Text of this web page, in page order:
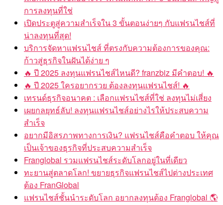
การลงทุนที่ใช่
เปิดประตูสู่ความสำเร็จใน 3 ขั้นตอนง่ายๆ กับแฟรนไชส์ที่
น่าลงทุนที่สุด!
บริการจัดหาแฟรนไชส์ ที่ตรงกับความต้องการของคุณ:
ก้าวสู่ธุรกิจในฝันได้ง่าย ๆ
🔥 ปี 2025 ลงทุนแฟรนไชส์ไหนดี? franzbiz มีคำตอบ! 🔥
🔥 ปี 2025 ใครอยากรวย ต้องลงทุนแฟรนไชส์! 🔥
เทรนด์ธุรกิจอนาคต : เลือกแฟรนไชส์ที่ใช่ ลงทุนไม่เสี่ยง
เผยกลยุทธ์ลับ! ลงทุนแฟรนไชส์อย่างไรให้ประสบความ
สำเร็จ
อยากมีอิสรภาพทางการเงิน? แฟรนไชส์คือคำตอบ ให้คุณ
เป็นเจ้าของธุรกิจที่ประสบความสำเร็จ
Franglobal รวมแฟรนไชส์ระดับโลกอยู่ในที่เดียว
ทะยานสู่ตลาดโลก! ขยายธุรกิจแฟรนไชส์ไปต่างประเทศ
ต้อง FranGlobal
แฟรนไชส์ชั้นนำระดับโลก อยากลงทุนต้อง Franglobal 🌎